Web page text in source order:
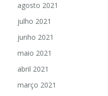
agosto 2021
julho 2021
junho 2021
maio 2021
abril 2021
março 2021